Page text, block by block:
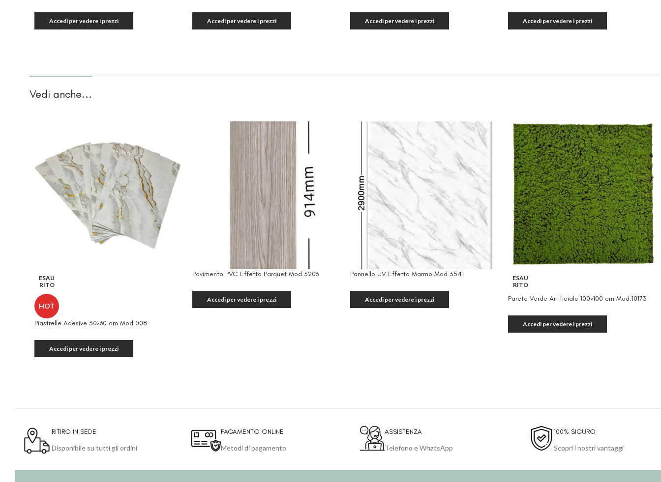
Accedi per vedere i prezzi Accedi per vedere i prezzi Accedi per vedere i prezzi Accedi per vedere i prezzi
Vedi anche...
ESAU
RITO
HOT
Piastrelle Adesive 30×60 cm Mod.008
Accedi per vedere i prezzi
Pavimento PVC Effetto Parquet Mod.3206
Accedi per vedere i prezzi
Pannello UV Effetto Marmo Mod.3541
Accedi per vedere i prezzi
ESAU
RITO
Parete Verde Artificiale 100×100 cm Mod.10173
Accedi per vedere i prezzi
RITIRO IN SEDE
Disponibile su tutti gli ordini
PAGAMENTO ONLINE
Metodi di pagamento
ASSISTENZA
Telefono e WhatsApp
100% SICURO
Scopri i nostri vantaggi